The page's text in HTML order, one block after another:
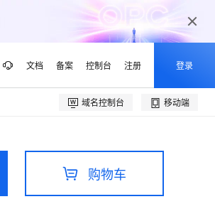
文档 备案 控制台 注册 登录
域名控制台 移动端
购物车
平台
Open Search 向量检索版支
一句话生成原生可编辑精美 PPT 文稿
输入一句话想法, 轻松生成专业的 PPT
一键部署幻兽帕鲁游戏服务器 HOT
AI 生产力先锋
先锋实践拓展 AI 生产力的边界
飞天发布时刻
Token 补贴，五大权
益加速 OPC 成功
域名
Al MaaS 服务伙伴赋能合作
伙伴信用分合作计划
博文
Careers